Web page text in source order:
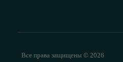
Все права защищены © 2026